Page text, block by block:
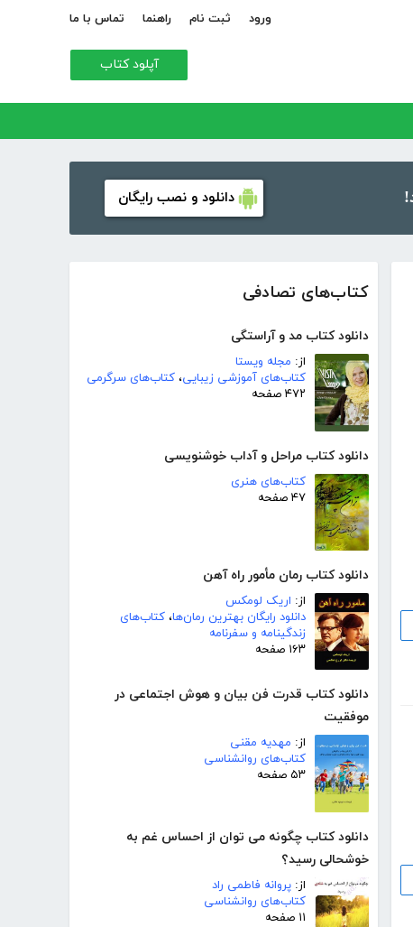
ورود ثبت نام راهنما تماس با ما
آپلود کتاب
دانلود و نصب رایگان
کتاب‌های تصادفی
دانلود کتاب مد و آراستگی
از: مجله ویستا
کتاب‌های آموزشی زیبایی، کتاب‌های سرگرمی
۴۷۲ صفحه
دانلود کتاب مراحل و آداب خوشنویسی
کتاب‌های هنری
۴۷ صفحه
دانلود کتاب رمان مأمور راه آهن
از: اریک لومکس
دانلود رایگان بهترین رمان‌ها، کتاب‌های
زندگینامه و سفرنامه
۱۶۳ صفحه
دانلود کتاب قدرت فن بیان و هوش اجتماعی در
موفقیت
از: مهدیه مقنی
کتاب‌های روانشناسی
۵۳ صفحه
دانلود کتاب چگونه می توان از احساس غم به
خوشحالی رسید؟
از: پروانه فاطمی راد
کتاب‌های روانشناسی
۱۱ صفحه